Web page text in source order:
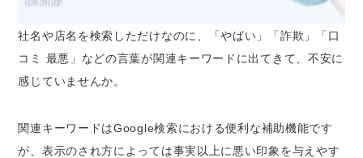
社名や店名を検索しただけなのに、「やばい」「詐欺」「口
コミ 最悪」などの言葉が関連キーワードに出てきて、不安に
感じていませんか。
関連キーワードはGoogle検索における便利な補助機能です
が、表示のされ方によっては事実以上に悪い印象を与えやす